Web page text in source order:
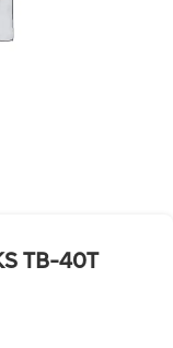
TB-40T